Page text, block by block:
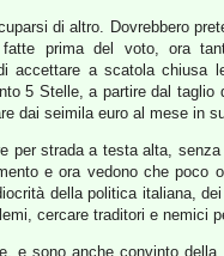
di altro. Dovrebbero
prima del voto, ora
accettare a scatola chiusa
5 Stelle, a partire dal
dai seimila euro al mese in
per strada a testa alta,
e ora vedono che poco
della politica italiana,
cercare traditori e nemici
e sono anche convinto